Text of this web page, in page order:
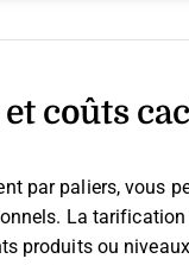
coûts
par paliers, vous
La tarification
produits ou